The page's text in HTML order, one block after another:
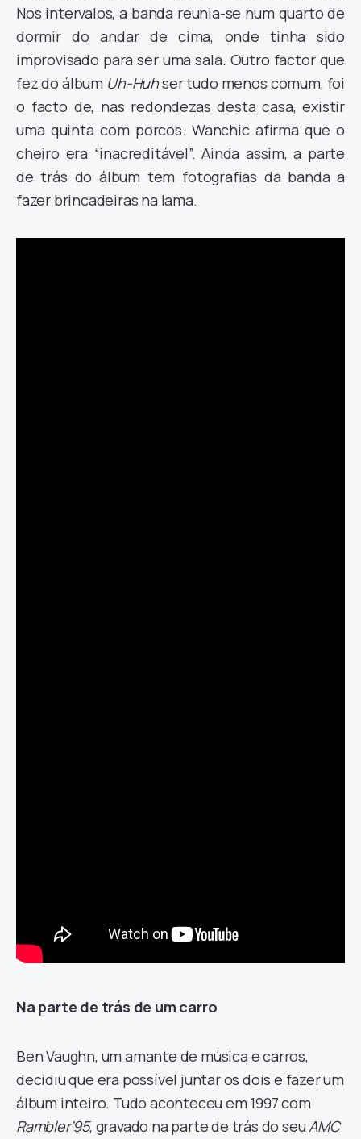
Nos intervalos, a banda reunia-se num quarto de
dormir do andar de cima, onde tinha sido
improvisado para ser uma sala. Outro factor que
fez do álbum Uh-Huhser tudo menos comum, foi
o facto de, nas redondezas desta casa, existir
uma quinta com porcos. Wanchic afirma que o
cheiro era “inacreditável”. Ainda assim, a parte
de trás do álbum tem fotografias da banda a
fazer brincadeiras na lama.
Na parte de trás de um carro
Ben Vaughn, um amante de música e carros,
decidiu que era possível juntar os dois e fazer um
álbum inteiro. Tudo aconteceu em 1997 com
Rambler’95, gravado na parte de trás do seuAMC